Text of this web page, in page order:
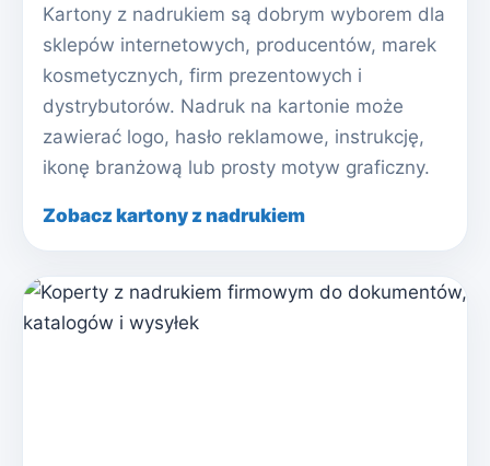
Kartony z nadrukiem są dobrym wyborem dla
sklepów internetowych, producentów, marek
kosmetycznych, firm prezentowych i
dystrybutorów. Nadruk na kartonie może
zawierać logo, hasło reklamowe, instrukcję,
ikonę branżową lub prosty motyw graficzny.
Zobacz kartony z nadrukiem